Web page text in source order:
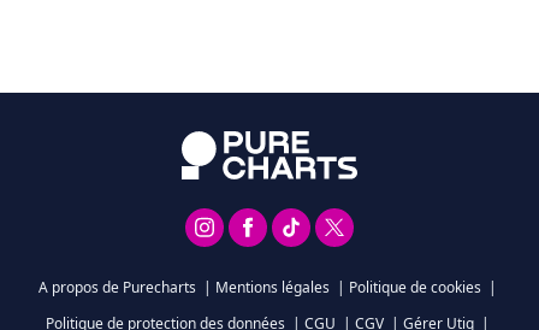
A propos de Purecharts | Mentions légales | Politique de cookies |
Politique de protection des données | CGU | CGV | Gérer Utiq |